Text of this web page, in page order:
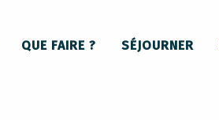
QUE FAIRE ? SÉJOURNER